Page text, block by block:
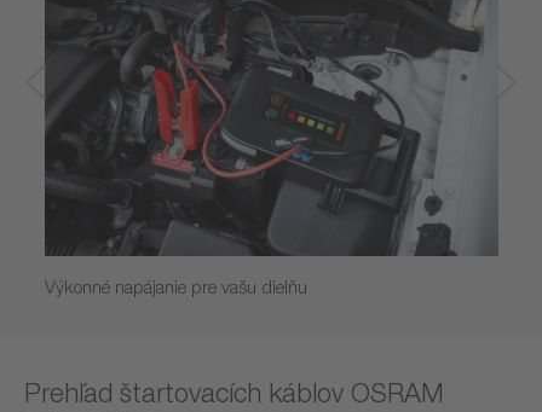
Výkonné napájanie pre vašu dielňu
Prehľad štartovacích káblov OSRAM